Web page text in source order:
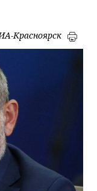
Красноярск